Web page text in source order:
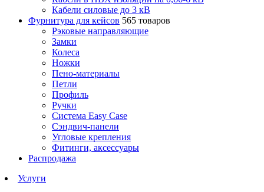
Кабели силовые до 3 кВ
Фурнитура для кейсов 565 товаров
Рэковые направляющие
Замки
Колеса
Ножки
Пено-материалы
Петли
Профиль
Ручки
Система Easy Case
Сэндвич-панели
Угловые крепления
Фитинги, аксессуары
Распродажа
Услуги